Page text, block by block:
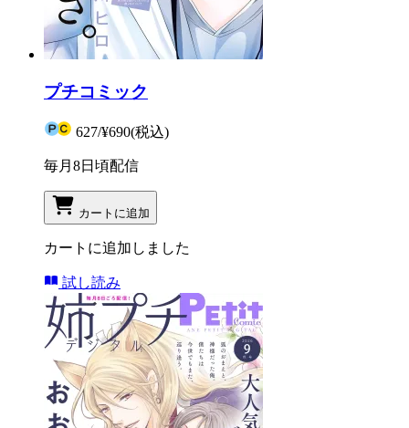
プチコミック
627/¥690(税込)
毎月8日頃配信
カートに追加
カートに追加しました
試し読み